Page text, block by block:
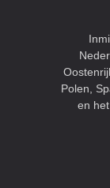
Polen,
en